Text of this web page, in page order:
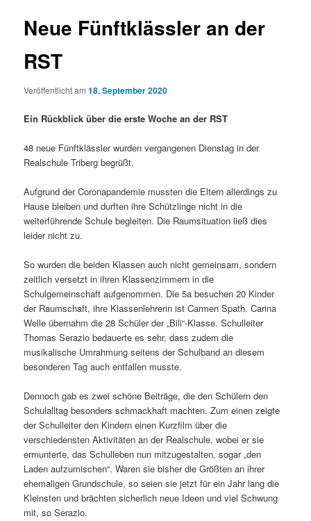
Neue Fünftklässler an der
RST
Veröffentlicht am18. September 2020
Ein Rückblick über die erste Woche an der RST
48 neue Fünftklässler wurden vergangenen Dienstag in der
Realschule Triberg begrüßt.
Aufgrund der Coronapandemie mussten die Eltern allerdings zu
Hause bleiben und durften ihre Schützlinge nicht in die
weiterführende Schule begleiten. Die Raumsituation ließ dies
leider nicht zu.
So wurden die beiden Klassen auch nicht gemeinsam, sondern
zeitlich versetzt in ihren Klassenzimmern in die
Schulgemeinschaft aufgenommen. Die 5a besuchen 20 Kinder
der Raumschaft, ihre Klassenlehrerin ist Carmen Spath. Carina
Welle übernahm die 28 Schüler der „Bili“-Klasse. Schulleiter
Thomas Serazio bedauerte es sehr, dass zudem die
musikalische Umrahmung seitens der Schulband an diesem
besonderen Tag auch entfallen musste.
Dennoch gab es zwei schöne Beiträge, die den Schülern den
Schulalltag besonders schmackhaft machten. Zum einen zeigte
der Schulleiter den Kindern einen Kurzfilm über die
verschiedensten Aktivitäten an der Realschule, wobei er sie
ermunterte, das Schulleben nun mitzugestalten, sogar „den
Laden aufzumischen“. Waren sie bisher die Größten an ihrer
ehemaligen Grundschule, so seien sie jetzt für ein Jahr lang die
Kleinsten und brächten sicherlich neue Ideen und viel Schwung
mit, so Serazio.